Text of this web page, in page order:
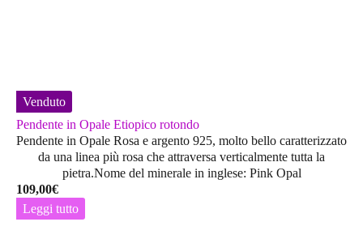
Venduto
Pendente in Opale Etiopico rotondo
Pendente in Opale Rosa e argento 925, molto bello caratterizzato
da una linea più rosa che attraversa verticalmente tutta la
pietra.Nome del minerale in inglese: Pink Opal
109,00€
Leggi tutto